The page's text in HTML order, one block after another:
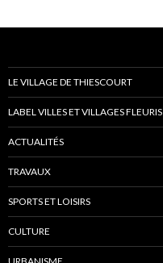
LE VILLAGE DE THIESCOURT
LABEL VILLES ET VILLAGES FLEURIS
ACTUALITÉS
TRAVAUX
SPORTS ET LOISIRS
CULTURE